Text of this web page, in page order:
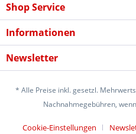
Shop Service
Informationen
Newsletter
* Alle Preise inkl. gesetzl.
Nachnahmegebühren,
Cookie-Einstellungen